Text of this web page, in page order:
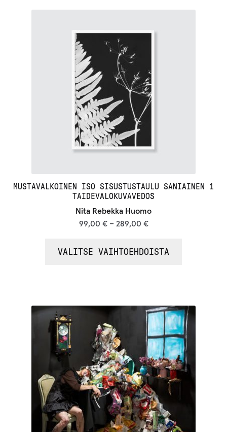
MUSTAVALKOINEN ISO SISUSTUSTAULU SANIAINEN 1
TAIDEVALOKUVAVEDOS
Nita Rebekka Huomo
99,00 €– 289,00 €
VALITSE VAIHTOEHDOISTA